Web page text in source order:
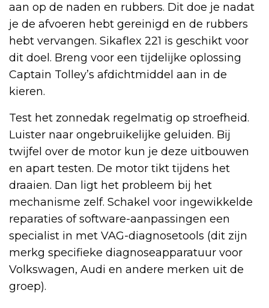
aan op de naden en rubbers. Dit doe je nadat
je de afvoeren hebt gereinigd en de rubbers
hebt vervangen. Sikaflex 221 is geschikt voor
dit doel. Breng voor een tijdelijke oplossing
Captain Tolley’s afdichtmiddel aan in de
kieren.
Test het zonnedak regelmatig op stroefheid.
Luister naar ongebruikelijke geluiden. Bij
twijfel over de motor kun je deze uitbouwen
en apart testen. De motor tikt tijdens het
draaien. Dan ligt het probleem bij het
mechanisme zelf. Schakel voor ingewikkelde
reparaties of software-aanpassingen een
specialist in met VAG-diagnosetools (dit zijn
merkg specifieke diagnoseapparatuur voor
Volkswagen, Audi en andere merken uit de
groep).